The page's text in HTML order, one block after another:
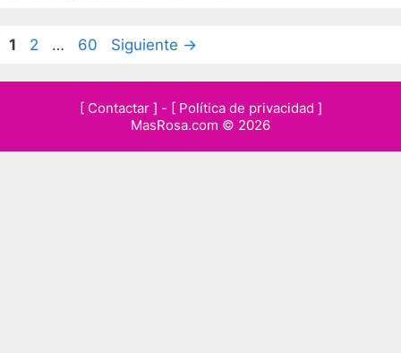
Página
1 Página
2 … Página
60 Siguiente →
[ Contactar ] - [ Política de privacidad ]
MasRosa.com © 2026